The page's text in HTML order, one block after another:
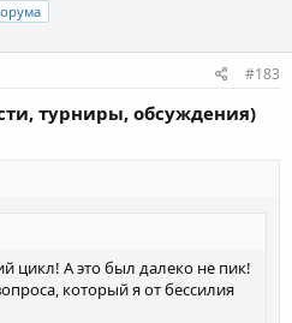
#183
турниры, обсуждения)
цикл! А это был далеко не пик!
который я от бессилия